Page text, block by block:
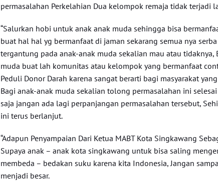
permasalahan Perkelahian Dua kelompok remaja tidak terjadi
“Salurkan hobi untuk anak anak muda sehingga bisa
buat hal hal yg bermanfaat di jaman sekarang semua nya
tergantung pada anak-anak muda sekalian mau atau tidaknya,
muda buat lah komunitas atau kelompok yang bermanfaat
Peduli Donor Darah karena sangat berarti bagi masyarakat
Bagi anak-anak muda sekalian tolong permasalahan ini
saja jangan ada lagi perpanjangan permasalahan tersebut,
ini terus berlanjut.
“Adapun Penyampaian Dari Ketua MABT Kota Singkawang
Supaya anak – anak kota singkawang untuk bisa saling
membeda – bedakan suku karena kita Indonesia, Jangan
menjadi besar.